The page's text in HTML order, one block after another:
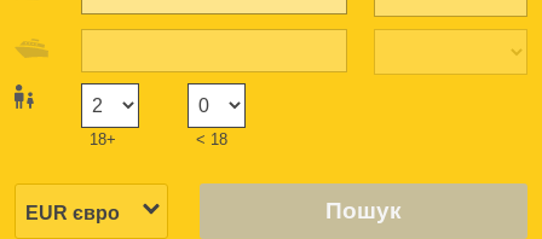
18+ < 18
Пошук